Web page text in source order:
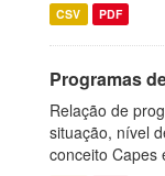
CSV PDF
Programas
Relação de
situação, nível
conceito Capes